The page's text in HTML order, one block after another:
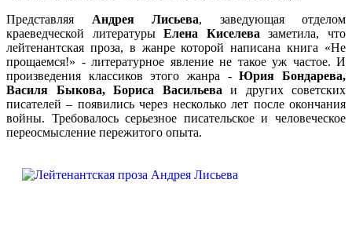
Представляя Андрея Лисьева, заведующая отделом
краеведческой литературыЕлена Киселева заметила, что
лейтенантская проза, в жанре которой написана книга «Не
прощаемся!» - литературное явление не такое уж частое. И
произведения классиков этого жанра -Юрия Бондарева,
Василя Быкова, Бориса Васильева и других советских
писателей – появились через несколько лет после окончания
войны. Требовалось серьезное писательское и человеческое
переосмысление пережитого опыта.